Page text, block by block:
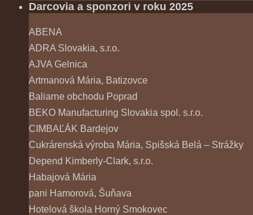
Darcovia a sponzori v roku 2025
ABENA
ADRA Slovakia, s.r.o.
AJVA Gelnica
Artmanová Mária, Batizovce
Baliarne obchodu Poprad
BEKO Manufacturing Slovakia spol. s.r.o.
CIMBAĽÁK Bardejov
Cukrárenská výroba Mária, Spišská Belá – Strážky
Depend Kimberly-Clark, s.r.o.
Habajová Mária
pani Hamorová, Šuňava
Hotelová škola Horný Smokovec